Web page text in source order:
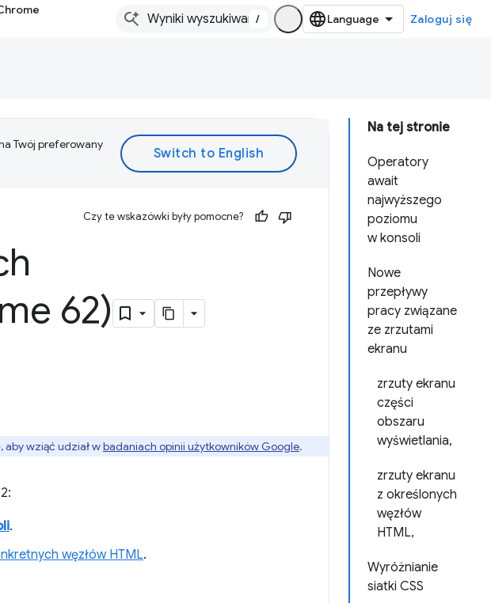
/ Zaloguj się
Na tej stronie
Operatory
await
najwyższego
poziomu
w konsoli
Nowe
przepływy
pracy związane
ze zrzutami
ekranu
zrzuty ekranu
części
obszaru
wyświetlania,
zrzuty ekranu
z określonych
węzłów
HTML,
Wyróżnianie
siatki CSS
Twój preferowany
Czy te wskazówki były pomocne?
62)
wziąć udział wbadaniach opinii użytkowników Google.
.
węzłów HTML.